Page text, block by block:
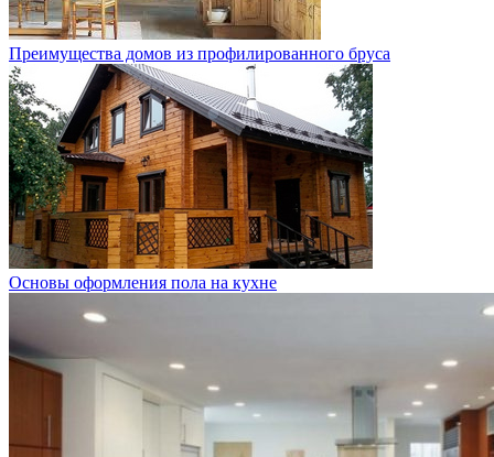
Преимущества домов из профилированного бруса
Основы оформления пола на кухне